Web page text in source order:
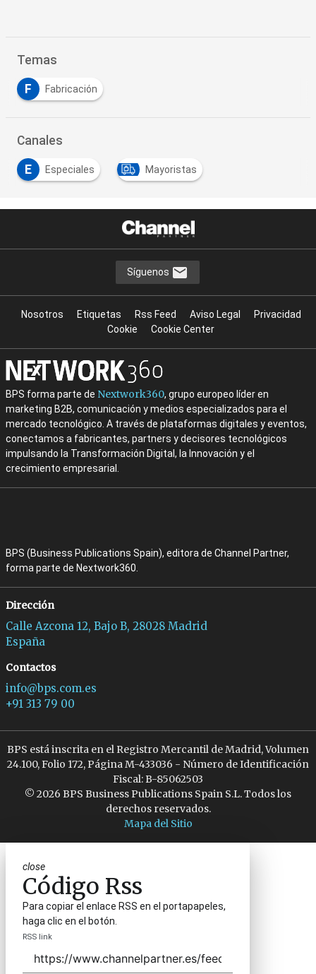
Temas
F Fabricación
Canales
E Especiales Mayoristas
Síguenos
Nosotros Etiquetas Rss Feed Aviso Legal
Privacidad
Cookie
Cookie Center
BPS forma parte de Nextwork360, grupo europeo líder en
marketing B2B, comunicación y medios especializados para el
mercado tecnológico. A través de plataformas digitales y eventos,
conectamos a fabricantes, partners y decisores tecnológicos
impulsando la Transformación Digital, la Innovación y el
crecimiento empresarial.
BPS (Business Publications Spain), editora de Channel Partner,
forma parte de Nextwork360.
Dirección
Calle Azcona 12, Bajo B, 28028 Madrid
España
Contactos
info@bps.com.es
+91 313 79 00
BPS está inscrita en el Registro Mercantil de Madrid, Volumen
24.100, Folio 172, Página M-433036 - Número de Identificación
Fiscal: B-85062503
© 2026 BPS Business Publications Spain S.L. Todos los
derechos reservados.
Mapa del Sitio
close
Código Rss
Para copiar el enlace RSS en el portapapeles,
haga clic en el botón.
RSS link